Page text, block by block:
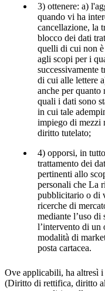
3) ottenere: a)
quando vi ha
cancellazione, la
blocco dei dati
quelli di cui non è
agli scopi per i
successivamente
di cui alle lettere
anche per
quali i dati sono
in cui tale
impiego di mezzi
diritto tutelato;
4) opporsi, in
trattamento dei
pertinenti allo
personali che La
pubblicitario o di
ricerche di
mediante l’uso di
l’intervento di un
modalità di
posta cartacea.
Ove applicabili, ha altresì
(Diritto di rettifica, diritto